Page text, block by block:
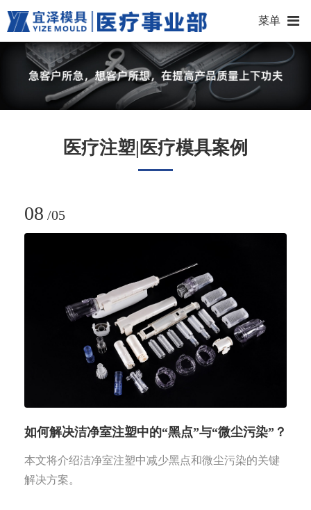
菜单
医疗注塑|医疗模具案例
08 /05
如何解决洁净室注塑中的“黑点”与“微尘污染”？
本文将介绍洁净室注塑中减少黑点和微尘污染的关键
解决方案。